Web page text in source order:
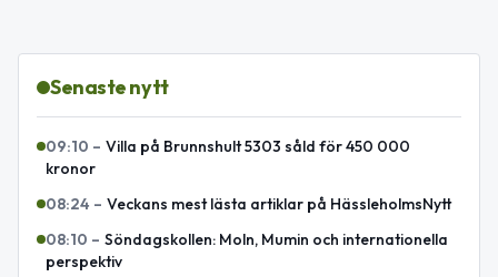
Senaste nytt
09:10 – Villa på Brunnshult 5303 såld för 450 000
kronor
08:24 – Veckans mest lästa artiklar på HässleholmsNytt
08:10 – Söndagskollen: Moln, Mumin och internationella
perspektiv